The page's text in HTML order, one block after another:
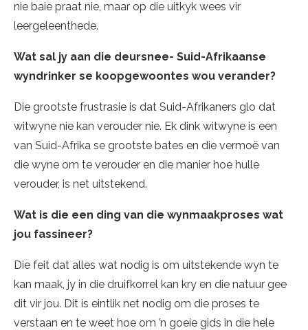
nie baie praat nie, maar op die uitkyk wees vir
leergeleenthede.
Wat sal jy aan die deursnee- Suid-Afrikaanse
wyndrinker se koopgewoontes wou verander?
Die grootste frustrasie is dat Suid-Afrikaners glo dat
witwyne nie kan verouder nie. Ek dink witwyne is een
van Suid-Afrika se grootste bates en die vermoë van
die wyne om te verouder en die manier hoe hulle
verouder, is net uitstekend.
Wat is die een ding van die wynmaakproses wat
jou fassineer?
Die feit dat alles wat nodig is om uitstekende wyn te
kan maak, jy in die druifkorrel kan kry en die natuur gee
dit vir jou. Dit is eintlik net nodig om die proses te
verstaan en te weet hoe om ’n goeie gids in die hele